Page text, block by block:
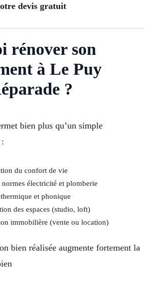
devis gratuit
rénover son
à Le Puy
?
bien plus qu’un simple
du confort de vie
électricité et plomberie
et phonique
des espaces (studio, loft)
immobilière (vente ou location)
bien réalisée augmente fortement la